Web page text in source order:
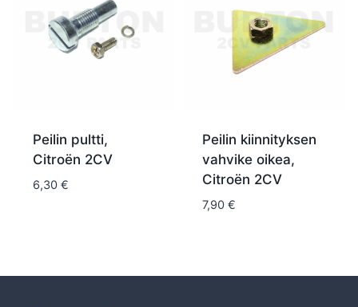
Peilin pultti,
Citroën 2CV
6,30 €
Peilin kiinnityksen
vahvike oikea,
Citroën 2CV
7,90 €